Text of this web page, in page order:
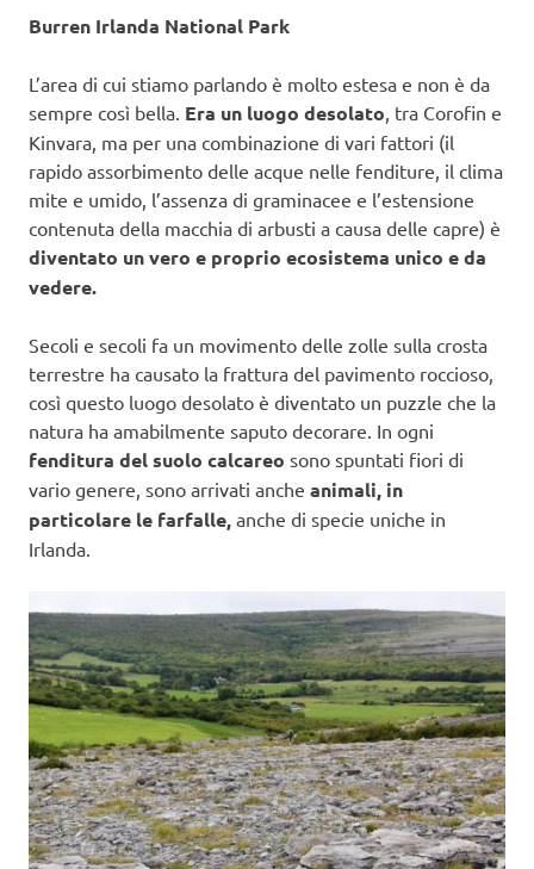
Burren Irlanda National Park
L’area di cui stiamo parlando è molto estesa e non è da
sempre così bella. Era un luogo desolato, tra Corofin e
Kinvara, ma per una combinazione di vari fattori (il
rapido assorbimento delle acque nelle fenditure, il clima
mite e umido, l’assenza di graminacee e l’estensione
contenuta della macchia di arbusti a causa delle capre) è
diventato un vero e proprio ecosistema unico e da
vedere.
Secoli e secoli fa un movimento delle zolle sulla crosta
terrestre ha causato la frattura del pavimento roccioso,
così questo luogo desolato è diventato un puzzle che la
natura ha amabilmente saputo decorare. In ogni
fenditura del suolo calcareo sono spuntati fiori di
vario genere, sono arrivati anche animali, in
particolare le farfalle, anche di specie uniche in
Irlanda.